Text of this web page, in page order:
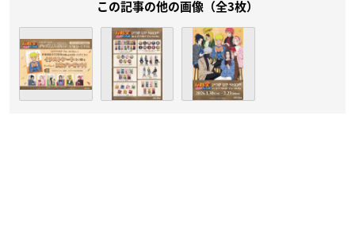
この記事の他の画像（全3枚）